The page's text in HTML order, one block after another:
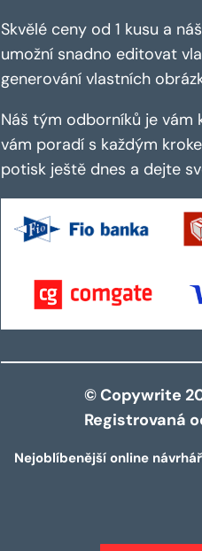
Skvělé ceny od 1 kusu a
umožní snadno editovat
generování vlastních
Náš tým odborníků je vám
vám poradí s každým
potisk ještě dnes a dejte
© Copywrite
Registrovaná
Nejoblíbenější online